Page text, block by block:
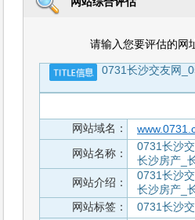
请输入您要评估的网
0731长沙交友网
网站域名：
网站名称：
0731长沙
长沙房产_
网站介绍：
0731长沙
长沙房产_
网站标签：
0731长沙